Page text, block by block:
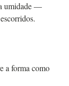
umidade —
a forma como